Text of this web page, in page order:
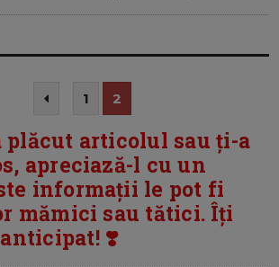
1 2
plăcut articolul sau ți-a
apreciază-l cu un
informații le pot fi
mămici sau tătici. Îți
❣️